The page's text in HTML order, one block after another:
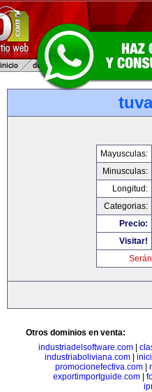
Mayusculas:
Minusculas:
Longitud:
Categorias:
Precio:
Visitar!
Otros dominios en venta:
industriadelsoftware.com|
industriaboliviana.com|
promocionefectiva.com
exportimportguide.com